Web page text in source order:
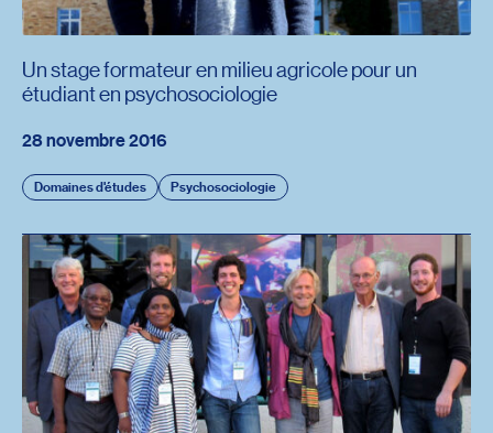
28 novembre 2016
Domaines d'études Psychosociologie
Un stage formateur en milieu agricole pour un
étudiant en psychosociologie